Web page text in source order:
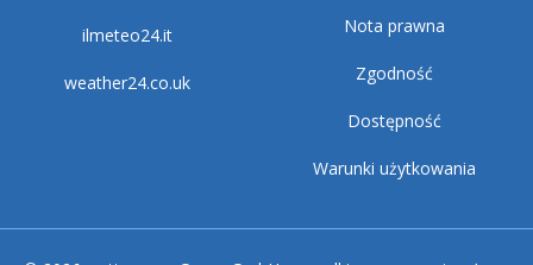
ilmeteo24.it
weather24.co.uk
Nota prawna
Zgodność
Dostępność
Warunki użytkowania